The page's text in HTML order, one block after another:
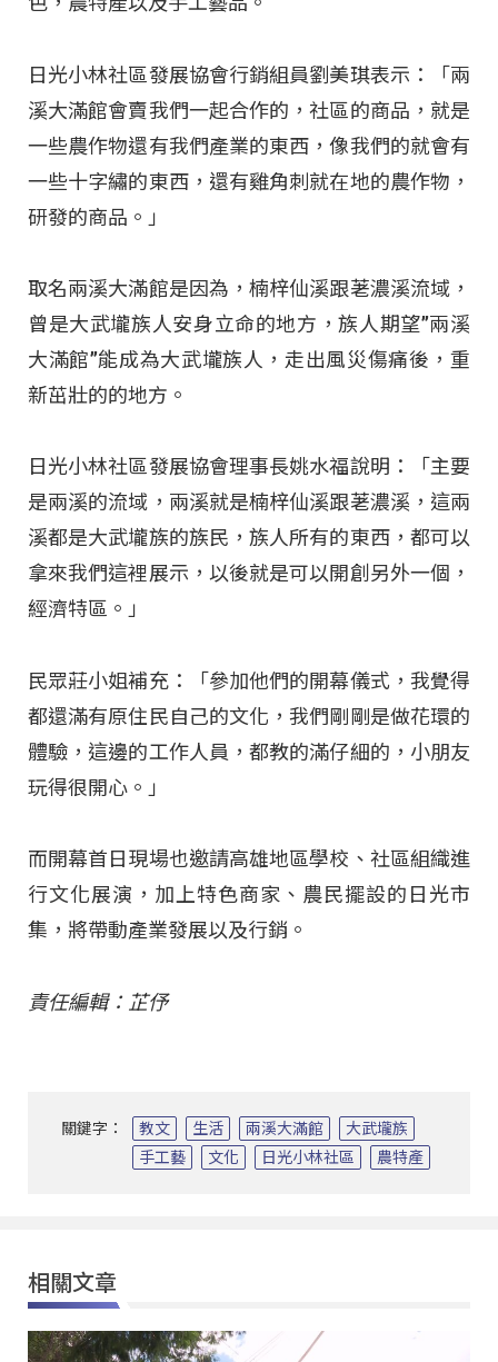
日光小林社區發展協會行銷組員劉美琪表示：「兩
溪大滿館會賣我們一起合作的，社區的商品，就是
一些農作物還有我們產業的東西，像我們的就會有
一些十字繡的東西，還有雞角刺就在地的農作物，
研發的商品。」
取名兩溪大滿館是因為，楠梓仙溪跟荖濃溪流域，
曾是大武壠族人安身立命的地方，族人期望”兩溪
大滿館”能成為大武壠族人，走出風災傷痛後，重
新茁壯的的地方。
日光小林社區發展協會理事長姚水福說明：「主要
是兩溪的流域，兩溪就是楠梓仙溪跟荖濃溪，這兩
溪都是大武壠族的族民，族人所有的東西，都可以
拿來我們這裡展示，以後就是可以開創另外一個，
經濟特區。」
民眾莊小姐補充：「參加他們的開幕儀式，我覺得
都還滿有原住民自己的文化，我們剛剛是做花環的
體驗，這邊的工作人員，都教的滿仔細的，小朋友
玩得很開心。」
而開幕首日現場也邀請高雄地區學校、社區組織進
行文化展演，加上特色商家、農民擺設的日光市
集，將帶動產業發展以及行銷。
責任編輯：芷伃
關鍵字： 教文 生活 兩溪大滿館
大武壠族
手工藝
文化 日光小林社區 農特產
相關文章